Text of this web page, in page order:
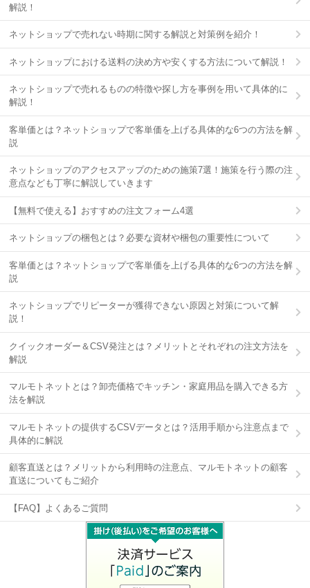
解説！
ネットショップで売れない時期に関する解説と対策例を紹介！
ネットショップにおける送料の決め方や安くする方法について解説！
ネットショップで売れるものの特徴や探し方を事例を用いて具体的に
解説！
客単価とは？ネットショップで客単価を上げる具体的な6つの方法を解
説
ネットショップのアクセスアップのための施策7選！施策を行う際の注
意点なども丁寧に解説していきます
【無料で使える】おすすめの注文フォーム4選
ネットショップの梱包とは？必要な資材や梱包の重要性について
客単価とは？ネットショップで客単価を上げる具体的な6つの方法を解
説
ネットショップでリピーターが獲得できない原因と対策について解
説！
クイックオーダー＆CSV発注とは？メリットとそれぞれの注文方法を
解説
マルモトネットとは？卸売価格でキッチン・家庭用品を購入できる方
法を解説
マルモトネットの提供するCSVデータとは？活用手順から注意点まで
具体的に解説
顧客直送とは？メリットから利用時の注意点、マルモトネットの顧客
直送についてもご紹介
【FAQ】よくあるご質問